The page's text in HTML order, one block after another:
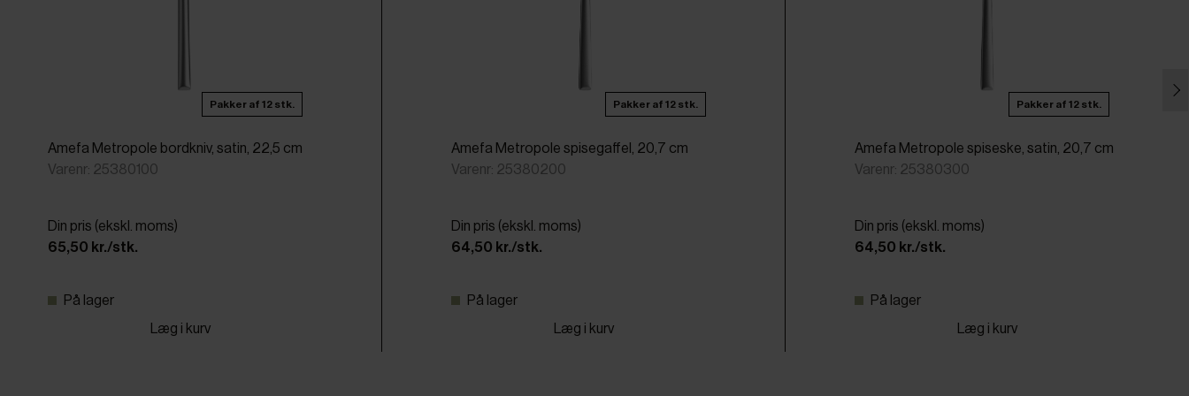
Pakker af 12 stk.
Amefa Metropole bordkniv, satin, 22,5 cm
Varenr: 25380100
Din pris (ekskl. moms)
65,50 kr./stk.
På lager
Læg i kurv
Pakker af 12 stk.
Amefa Metropole spisegaffel, 20,7 cm
Varenr: 25380200
Din pris (ekskl. moms)
64,50 kr./stk.
På lager
Læg i kurv
Pakker af 12 stk.
Amefa Metropole spiseske, satin, 20,7 cm
Varenr: 25380300
Din pris (ekskl. moms)
64,50 kr./stk.
På lager
Læg i kurv